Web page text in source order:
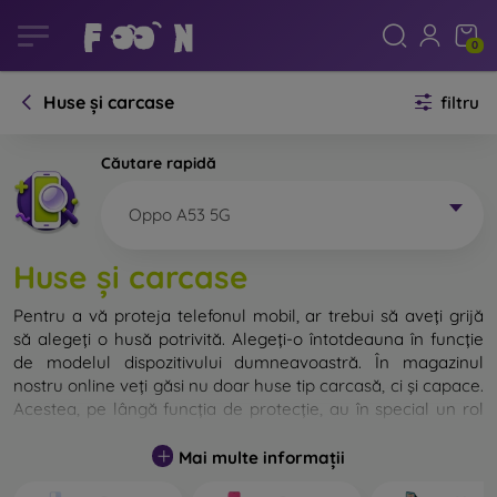
0
Huse și carcase filtru
Căutare rapidă
Oppo A53 5G
Huse și carcase
Pentru a vă proteja telefonul mobil, ar trebui să aveți grijă
să alegeți o husă potrivită. Alegeți-o întotdeauna în funcție
de modelul dispozitivului dumneavoastră. În magazinul
nostru online veți găsi nu doar huse tip carcasă, ci și capace.
Acestea, pe lângă funcția de protecție, au în special un rol
Capacul pentru telefon poate fi numit și capac posterior.
Mai multe informații